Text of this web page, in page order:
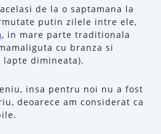
de la o saptamana la
putin zilele intre ele,
, in mare parte traditionala
cu branza si
lapte dimineata).
insa pentru noi nu a fost
deoarece am considerat ca